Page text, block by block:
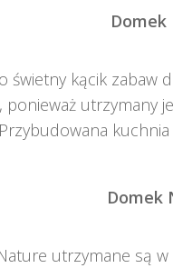
Domek
świetny kącik zabaw
utrzymany
Domek
utrzymane są